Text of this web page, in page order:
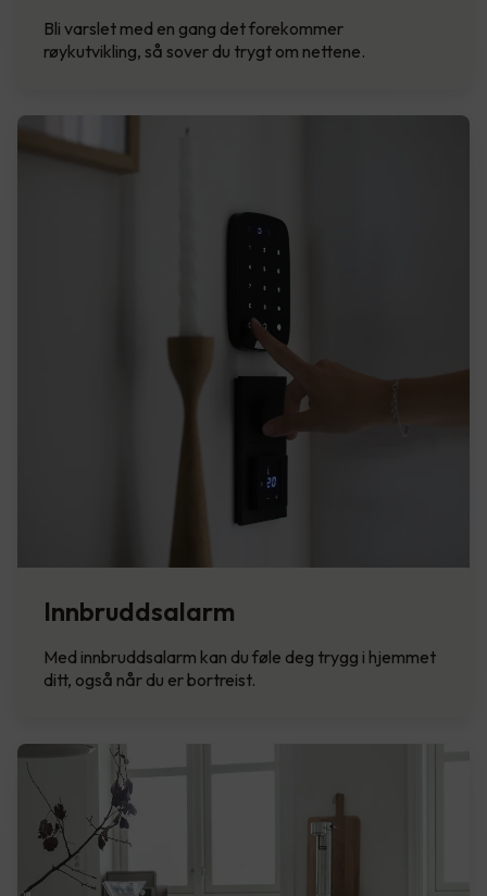
Bli varslet med en gang det forekommer
røykutvikling, så sover du trygt om nettene.
Innbruddsalarm
Med innbruddsalarm kan du føle deg trygg i hjemmet
ditt, også når du er bortreist.